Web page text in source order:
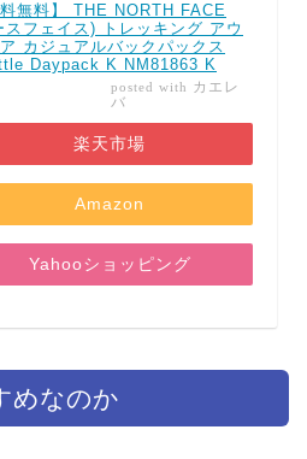
料無料】 THE NORTH FACE
スフェイス) トレッキング アウ
ア カジュアルバックパックス
Daypack K NM81863 K
posted with カエレ
バ
楽天市場
Amazon
Yahooショッピング
めなのか